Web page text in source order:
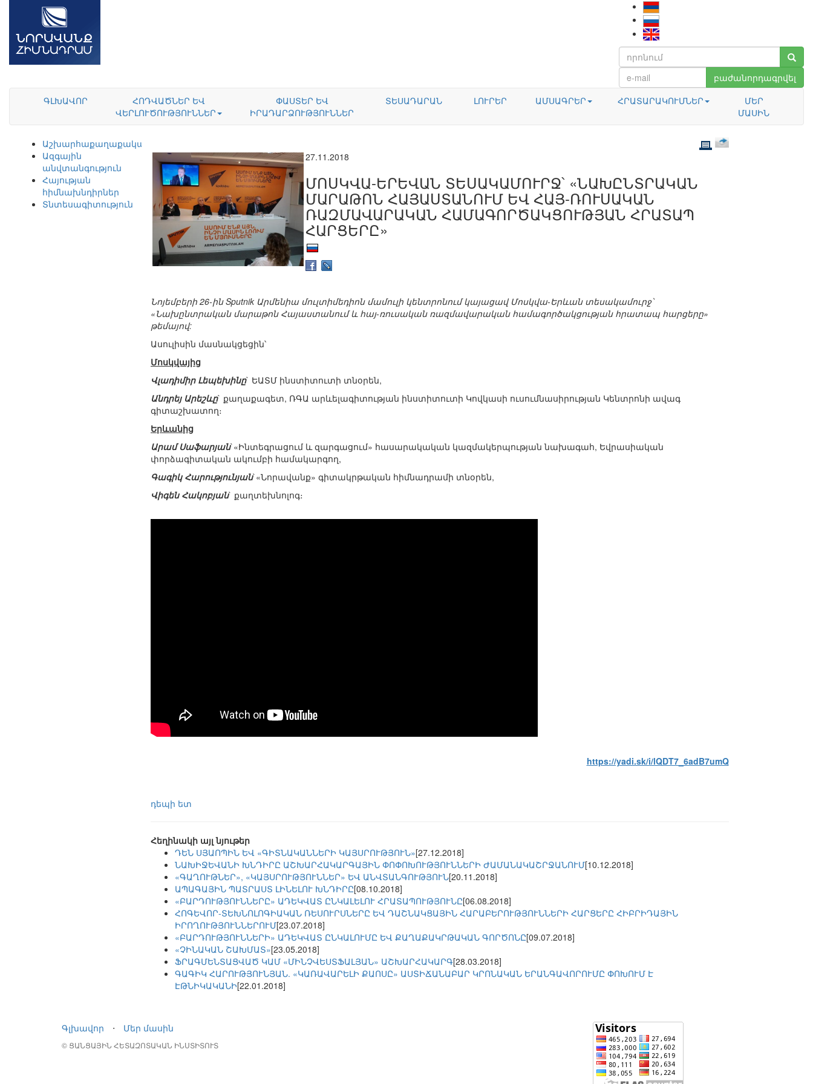
բաժանորդագրվել
ԳԼԽԱՎՈՐ
ՀՈԴՎԱԾՆԵՐ ԵՎ
ՎԵՐԼՈՒԾՈՒԹՅՈՒՆՆԵՐ
ՓԱՍՏԵՐ ԵՎ
ԻՐԱԴԱՐՁՈՒԹՅՈՒՆՆԵՐ
ՏԵՍԱԴԱՐԱՆ ԼՈՒՐԵՐ ԱՄՍԱԳՐԵՐ ՀՐԱՏԱՐԱԿՈՒՄՆԵՐ
ՄԵՐ
ՄԱՍԻՆ
Աշխարհաքաղաքականություն
Ազգային
անվտանգություն
Հայության
հիմնախնդիրներ
Տնտեսագիտություն
27.11.2018
ՄՈՍԿՎԱ-ԵՐԵՎԱՆ ՏԵՍԱԿԱՄՈՒՐՋ՝ «ՆԱԽԸՆՏՐԱԿԱՆ
ՄԱՐԱԹՈՆ ՀԱՅԱՍՏԱՆՈՒՄ ԵՎ ՀԱՅ-ՌՈՒՍԱԿԱՆ
ՌԱԶՄԱՎԱՐԱԿԱՆ ՀԱՄԱԳՈՐԾԱԿՑՈՒԹՅԱՆ ՀՐԱՏԱՊ
ՀԱՐՑԵՐԸ»
Նոյեմբերի 26-ին Sputnik Արմենիա մուլտիմեդիոն մամուլի կենտրոնում կայացավ Մոսկվա-Երևան տեսակամուրջ՝
«Նախընտրական մարաթոն Հայաստանում և հայ-ռուսական ռազմավարական համագործակցության հրատապ հարցերը»
թեմայով:
Ասուլիսին մասնակցեցին՝
Մոսկվայից
Վլադիմիր Լեպեխինը` ԵԱՏՄ ինստիտուտի տնօրեն,
Անդրեյ Արեշևը` քաղաքագետ, ՌԳԱ արևելագիտության ինստիտուտի Կովկասի ուսումնասիրության Կենտրոնի ավագ
գիտաշխատող։
Երևանից
Արամ Սաֆարյան`«Ինտեգրացում և զարգացում» հասարակական կազմակերպության նախագահ, Եվրասիական
փորձագիտական ակումբի համակարգող,
Գագիկ Հարությունյան`«Նորավանք» գիտակրթական հիմնադրամի տնօրեն,
Վիգեն Հակոբյան` քաղտեխնոլոգ։
https://yadi.sk/i/lQDT7_6adB7umQ
դեպի ետ
Հեղինակի այլ նյութեր
ԴԵՆ ՍՅԱՈՊԻՆ ԵՎ «ԳԻՏՆԱԿԱՆՆԵՐԻ ԿԱՅՍՐՈՒԹՅՈՒՆ»[27.12.2018]
ՆԱԽԻՋԵՎԱՆԻ ԽՆԴԻՐԸ ԱՇԽԱՐՀԱԿԱՐԳԱՅԻՆ ՓՈՓՈԽՈՒԹՅՈՒՆՆԵՐԻ ԺԱՄԱՆԱԿԱՇՐՋԱՆՈՒՄ[10.12.2018]
«ԳԱՂՈՒԹՆԵՐ», «ԿԱՅՍՐՈՒԹՅՈՒՆՆԵՐ» ԵՎ ԱՆՎՏԱՆԳՈՒԹՅՈՒՆ[20.11.2018]
ԱՊԱԳԱՅԻՆ ՊԱՏՐԱՍՏ ԼԻՆԵԼՈՒ ԽՆԴԻՐԸ[08.10.2018]
«ԲԱՐԴՈՒԹՅՈՒՆՆԵՐԸ» ԱԴԵԿՎԱՏ ԸՆԿԱԼԵԼՈՒ ՀՐԱՏԱՊՈՒԹՅՈՒՆԸ[06.08.2018]
ՀՈԳԵՎՈՐ-ՏԵԽՆՈԼՈԳԻԱԿԱՆ ՌԵՍՈՒՐՍՆԵՐԸ ԵՎ ԴԱՇՆԱԿՑԱՅԻՆ ՀԱՐԱԲԵՐՈՒԹՅՈՒՆՆԵՐԻ ՀԱՐՑԵՐԸ ՀԻԲՐԻԴԱՅԻՆ
ԻՐՈՂՈՒԹՅՈՒՆՆԵՐՈՒՄ[23.07.2018]
«ԲԱՐԴՈՒԹՅՈՒՆՆԵՐԻ» ԱԴԵԿՎԱՏ ԸՆԿԱԼՈՒՄԸ ԵՎ ՔԱՂԱՔԱԿՐԹԱԿԱՆ ԳՈՐԾՈՆԸ[09.07.2018]
«ՉԻՆԱԿԱՆ ՇԱԽՄԱՏ»[23.05.2018]
ՖՐԱԳՄԵՆՏԱՑՎԱԾ ԿԱՄ «ՄԻՆՉՎԵՍՏՖԱԼՅԱՆ» ԱՇԽԱՐՀԱԿԱՐԳ[28.03.2018]
ԳԱԳԻԿ ՀԱՐՈՒԹՅՈՒՆՅԱՆ. «ԿԱՌԱՎԱՐԵԼԻ ՔԱՈՍԸ» ԱՍՏԻՃԱՆԱԲԱՐ ԿՐՈՆԱԿԱՆ ԵՐԱՆԳԱՎՈՐՈՒՄԸ ՓՈԽՈՒՄ Է
ԷԹՆԻԿԱԿԱՆԻ[22.01.2018]
Գլխավոր ⋅ Մեր մասին
© ՑԱՆՑԱՅԻՆ ՀԵՏԱԶՈՏԱԿԱՆ ԻՆՍՏԻՏՈՒՏ